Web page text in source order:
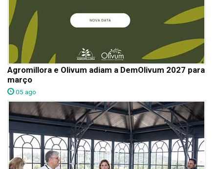
Agromillora e Olivum adiam a DemOlivum 2027 para
março
05 ago